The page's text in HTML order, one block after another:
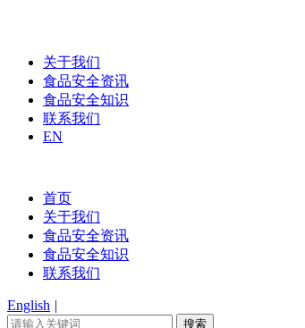
关于我们
食品安全资讯
食品安全知识
联系我们
EN
首页
关于我们
食品安全资讯
食品安全知识
联系我们
English |